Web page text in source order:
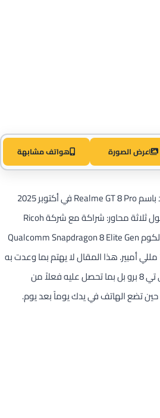
عرض الصورة هواتف مشابهة
أطلقت ريلمي هاتفها الجديد باسم Realme GT 8 Pro في أكتوبر 2025
وسط ضجة تسويقية كبيرة حول ثلاثة محاور: شراكة مع شركة Ricoh
اليابانية للكاميرا، ومعالج كوالكوم Qualcomm Snapdragon 8 Elite Gen
5، وبطارية بسعة كبيرة 7000 مللي أمبير. هذا المقال لا يهتم بما وعدت به
ريلمي في هاتفها ريلمي جي تي 8 برو بل بما تحصل عليه فعلاً من